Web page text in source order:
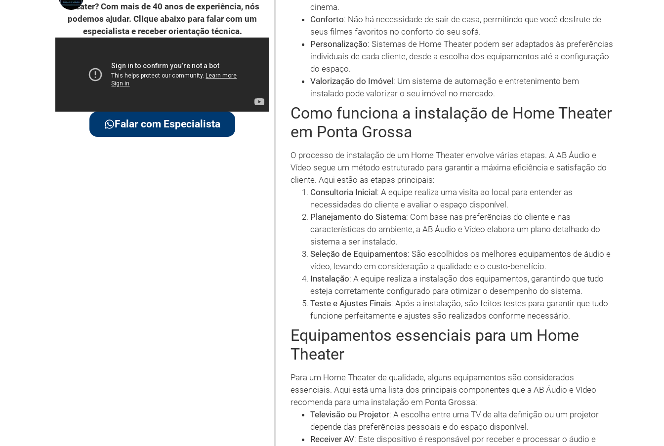
Theater? Com mais de 40 anos de experiência, nós
podemos ajudar. Clique abaixo para falar com um
especialista e receber orientação técnica.
Falar com Especialista
cinema.
Conforto: Não há necessidade de sair de casa, permitindo que você desfrute de
seus filmes favoritos no conforto do seu sofá.
Personalização: Sistemas de Home Theater podem ser adaptados às preferências
individuais de cada cliente, desde a escolha dos equipamentos até a configuração
do espaço.
Valorização do Imóvel : Um sistema de automação e entretenimento bem
instalado pode valorizar o seu imóvel no mercado.
Como funciona a instalação de Home Theater
em Ponta Grossa
O processo de instalação de um Home Theater envolve várias etapas. A AB Áudio e
Vídeo segue um método estruturado para garantir a máxima eficiência e satisfação do
cliente. Aqui estão as etapas principais:
Consultoria Inicial : A equipe realiza uma visita ao local para entender as
necessidades do cliente e avaliar o espaço disponível.
Planejamento do Sistema: Com base nas preferências do cliente e nas
características do ambiente, a AB Áudio e Vídeo elabora um plano detalhado do
sistema a ser instalado.
Seleção de Equipamentos: São escolhidos os melhores equipamentos de áudio e
vídeo, levando em consideração a qualidade e o custo-benefício.
Instalação: A equipe realiza a instalação dos equipamentos, garantindo que tudo
esteja corretamente configurado para otimizar o desempenho do sistema.
Teste e Ajustes Finais: Após a instalação, são feitos testes para garantir que tudo
funcione perfeitamente e ajustes são realizados conforme necessário.
Equipamentos essenciais para um Home
Theater
Para um Home Theater de qualidade, alguns equipamentos são considerados
essenciais. Aqui está uma lista dos principais componentes que a AB Áudio e Vídeo
recomenda para uma instalação em Ponta Grossa:
Televisão ou Projetor: A escolha entre uma TV de alta definição ou um projetor
depende das preferências pessoais e do espaço disponível.
Receiver AV: Este dispositivo é responsável por receber e processar o áudio e